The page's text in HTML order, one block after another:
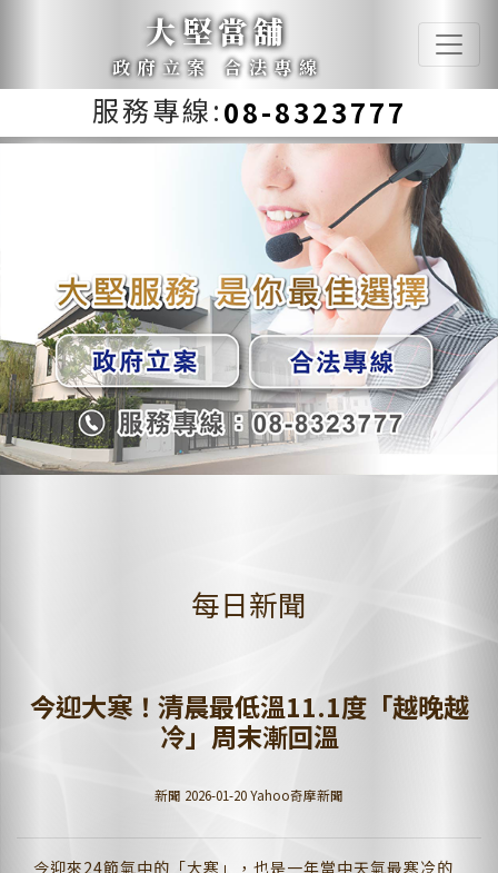
大堅當舖
政府立案 合法專線
服務專線:08-8323777
Previous Next
每日新聞
今迎大寒！清晨最低溫11.1度「越晚越
冷」周末漸回溫
新聞 2026-01-20 Yahoo奇摩新聞
今迎來24節氣中的「大寒」，也是一年當中天氣最寒冷的